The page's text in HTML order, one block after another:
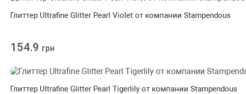
Глиттер Ultrafine Glitter Pearl Violet от компании Stampendous
154.9 грн
Глиттер Ultrafine Glitter Pearl Tigerlily от компании Stampendous